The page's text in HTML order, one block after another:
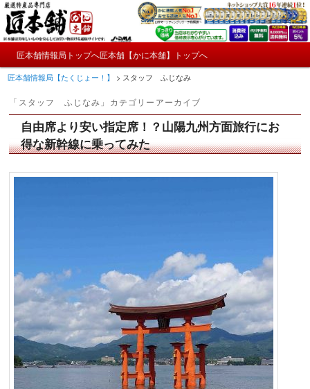
メ
イ
ン
ン
テ
サ
ブ
コ
テ
ン
匠本舗情報局【たくじょー！】
かにやおせちについてのおもしろ情報や興味深い記事をお届けします。
ン
メ
イ
ン
コ
移
動
サ
ブ
コ
ン
動
匠本舗情報局トップへ匠本舗【かに本舗】トップへ
匠本舗情報局【たくじょー！】 > スタッフ ふじなみ
「 スタッフ ふじなみ 」カテゴリーアーカイブ
自由席より安い指定席！？山陽九州方面旅行にお
得な新幹線に乗ってみた